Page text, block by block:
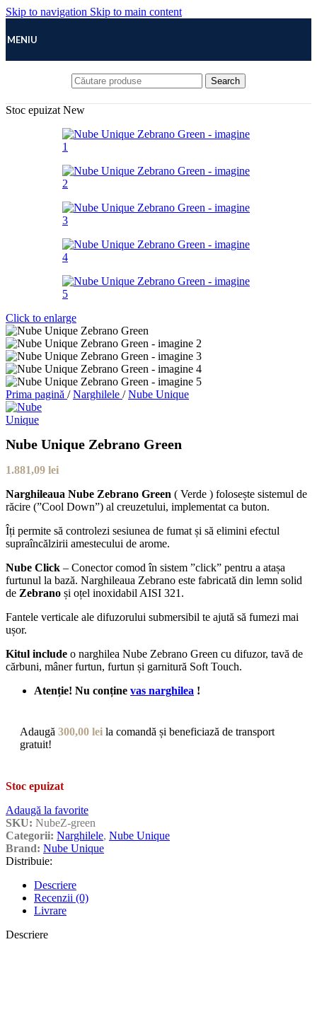
Skip to navigation Skip to main content
MENIU
Search
Stoc epuizat New
Click to enlarge
Prima pagină / Narghilele / Nube Unique
Nube Unique Zebrano Green
1.881,09 lei
Narghileaua Nube Zebrano Green ( Verde ) folosește sistemul de
răcire (”Cool Down”) al creuzetului, implementat ca buton.
Îți permite să controlezi sesiunea de fumat și să elimini efectul
supraîncălzirii amestecului de arome.
Nube Click – Conector comod în sistem ”click” pentru a atașa
furtunul la bază. Narghileaua Zebrano este fabricată din lemn solid
de Zebrano și oțel inoxidabil AISI 321.
Fantele verticale ale difuzorului submersibil te ajută să fumezi mai
ușor.
Kitul include o narghilea Nube Zebrano Green cu difuzor, tavă de
cărbuni, mâner furtun, furtun și garnitură Soft Touch.
Atenție! Nu conține vas narghilea !
Adaugă 300,00 lei la comandă și beneficiază de transport
gratuit!
Stoc epuizat
Adaugă la favorite
SKU: NubeZ-green
Categorii: Narghilele, Nube Unique
Brand: Nube Unique
Distribuie:
Descriere
Recenzii (0)
Livrare
Descriere